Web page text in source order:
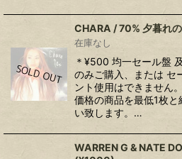
CHARA / 70% 夕暮れ
在庫なし
＊¥500 均一セール盤
のみご購入、または セ
ント使用はできません
価格の商品を最低1枚
い致します。…
WARREN G & NATE